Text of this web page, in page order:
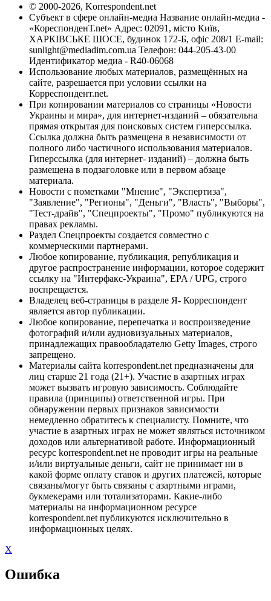
© 2000-2026, Korrespondent.net
Субъект в сфере онлайн-медиа Название онлайн-медиа -
«КореспонденТ.net» Адрес: 02091, місто Київ,
ХАРКІВСЬКЕ ШОСЕ, будинок 172-Б, офіс 208/1 E-mail:
sunlight@mediadim.com.ua Телефон: 044-205-43-00
Идентификатор медиа - R40-06068
Использование любых материалов, размещённых на
сайте, разрешается при условии ссылки на
Корреспондент.net.
При копировании материалов со страницы «Новости
Украины и мира», для интернет-изданий – обязательна
прямая открытая для поисковых систем гиперссылка.
Ссылка должна быть размещена в независимости от
полного либо частичного использования материалов.
Гиперссылка (для интернет- изданий) – должна быть
размещена в подзаголовке или в первом абзаце
материала.
Новости с пометками "Мнение", "Экспертиза",
"Заявление", "Регионы", "Деньги", "Власть", "Выборы",
"Тест-драйв", "Спецпроекты", "Промо" публикуются на
правах рекламы.
Раздел Спецпроекты создается совместно с
коммерческими партнерами.
Любое копирование, публикация, републикация и
другое распространение информации, которое содержит
ссылку на "Интерфакс-Украина", EPA / UPG, строго
воспрещается.
Владелец веб-страницы в разделе Я- Корреспондент
является автор публикации.
Любое копирование, перепечатка и воспроизведение
фотографий и/или аудиовизуальных материалов,
принадлежащих правообладателю Getty Images, строго
запрещено.
Материалы сайта korrespondent.net предназначены для
лиц старше 21 года (21+). Участие в азартных играх
может вызвать игровую зависимость. Соблюдайте
правила (принципы) ответственной игры. При
обнаружении первых признаков зависимости
немедленно обратитесь к специалисту. Помните, что
участие в азартных играх не может являться источником
доходов или альтернативой работе. Информационный
ресурс korrespondent.net не проводит игры на реальные
и/или виртуальные деньги, сайт не принимает ни в
какой форме оплату ставок и других платежей, которые
связаны/могут быть связаны с азартными играми,
букмекерами или тотализаторами. Какие-либо
материалы на информационном ресурсе
korrespondent.net публикуются исключительно в
информационных целях.
X
Ошибка